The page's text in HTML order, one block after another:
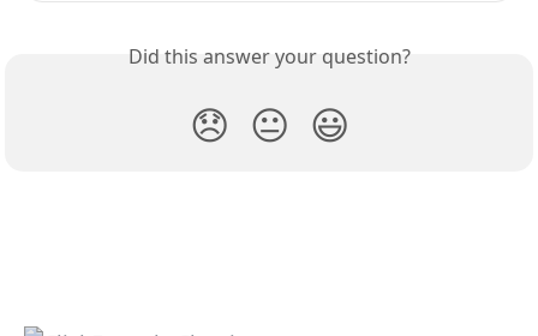
Did this answer your question?
😞 😐 😃